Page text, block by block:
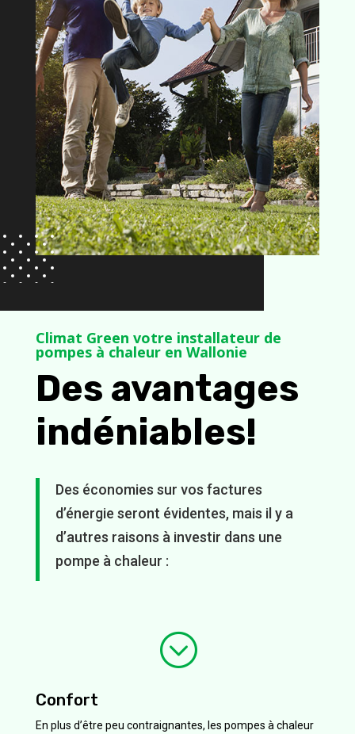
Climat Green votre installateur de
pompes à chaleur en Wallonie
Des avantages
indéniables!
Des économies sur vos factures
d’énergie seront évidentes, mais il y a
d’autres raisons à investir dans une
pompe à chaleur :
;
Confort
En plus d’être peu contraignantes, les pompes à chaleur